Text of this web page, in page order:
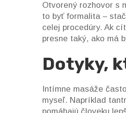
Otvorený rozhovor s
to byť formalita –
celej procedúry. Ak
presne taký, ako má
Dotyky,
Intímne masáže
myseľ. Napríklad